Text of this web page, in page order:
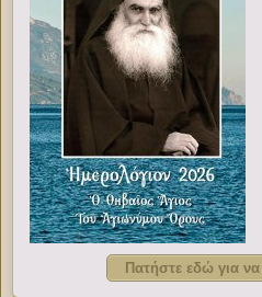
Πατήστε εδώ για να